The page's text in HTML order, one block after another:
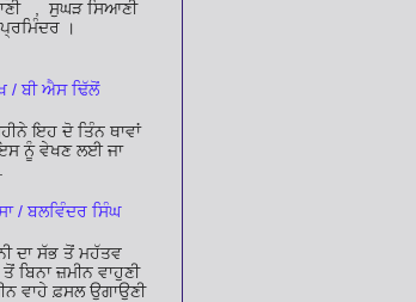
, ਸੁਘੜ ਸਿਆਣੀ
ਪ੍ਰਮਿੰਦਰ ।
/ ਬੀ ਐਸ ਢਿੱਲੋਂ
ਇਹ ਦੋ ਤਿੰਨ ਥਾਵਾਂ
ਨੂੰ ਵੇਖਣ ਲਈ ਜਾ
/ ਬਲਵਿੰਦਰ ਸਿੰਘ
ਦਾ ਸੱਭ ਤੋਂ ਮਹੱਤਵ
ਜ਼ਮੀਨ ਵਾਹੁਣੀ
ਵਾਹੇ ਫ਼ਸਲ ਉਗਾਉਣੀ